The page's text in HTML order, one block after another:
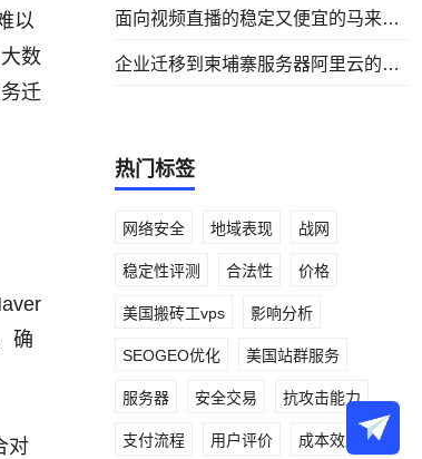
以
数
迁
确
对
面向视频直播的稳定又便宜的马来西
企业迁移到柬埔寨服务器阿里云的步
热门标签
网络安全 地域表现 战网
稳定性评测 合法性 价格
美国搬砖工vps 影响分析
SEOGEO优化 美国站群服务
服务器 安全交易 抗攻击能力
支付流程 用户评价 成本效益分析